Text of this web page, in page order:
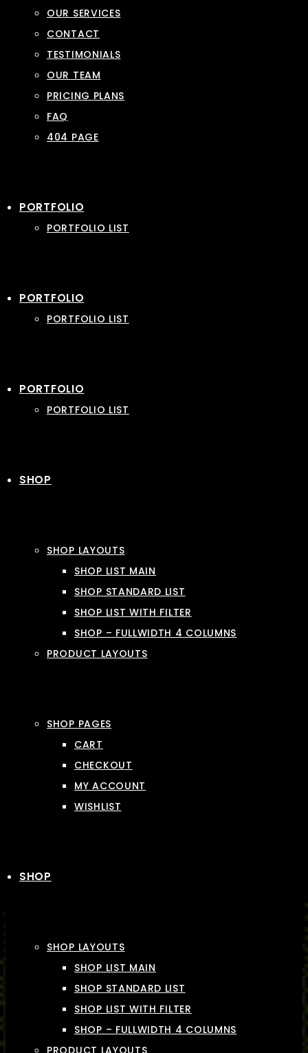
OUR SERVICES
CONTACT
TESTIMONIALS
OUR TEAM
PRICING PLANS
FAQ
404 PAGE
PORTFOLIO
PORTFOLIO LIST
PORTFOLIO
PORTFOLIO LIST
PORTFOLIO
PORTFOLIO LIST
SHOP
SHOP LAYOUTS
SHOP LIST MAIN
SHOP STANDARD LIST
SHOP LIST WITH FILTER
SHOP – FULLWIDTH 4 COLUMNS
PRODUCT LAYOUTS
SHOP PAGES
CART
CHECKOUT
MY ACCOUNT
WISHLIST
SHOP
SHOP LAYOUTS
SHOP LIST MAIN
SHOP STANDARD LIST
SHOP LIST WITH FILTER
SHOP – FULLWIDTH 4 COLUMNS
PRODUCT LAYOUTS